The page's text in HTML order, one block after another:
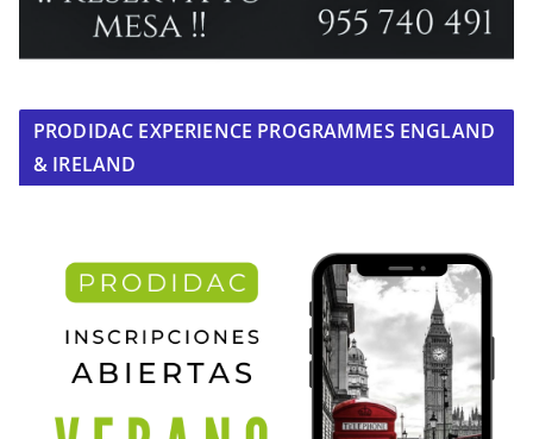
PRODIDAC EXPERIENCE PROGRAMMES ENGLAND
& IRELAND